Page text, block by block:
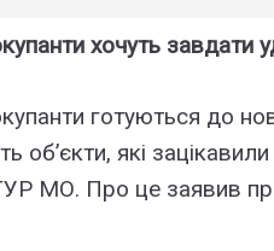
хочуть завдати
готуються до
об’єкти, які
МО. Про це заявив